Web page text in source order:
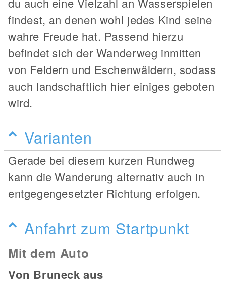
findest, an denen wohl jedes Kind seine
wahre Freude hat. Passend hierzu
befindet sich der Wanderweg inmitten
von Feldern und Eschenwäldern, sodass
auch landschaftlich hier einiges geboten
wird.
Varianten
Gerade bei diesem kurzen Rundweg
kann die Wanderung alternativ auch in
entgegengesetzter Richtung erfolgen.
Anfahrt zum Startpunkt
Mit dem Auto
Von Bruneck aus